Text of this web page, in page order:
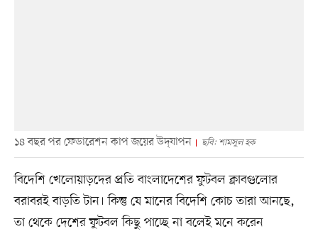
১৪ বছর পর ফেডারেশন কাপ জয়ের উদ্‌যাপন ছবি: শামসুল হক
বিদেশি খেলোয়াড়দের প্রতি বাংলাদেশের ফুটবল ক্লাবগুলোর
বরাবরই বাড়তি টান। কিন্তু যে মানের বিদেশি কোচ তারা আনছে,
তা থেকে দেশের ফুটবল কিছু পাচ্ছে না বলেই মনে করেন